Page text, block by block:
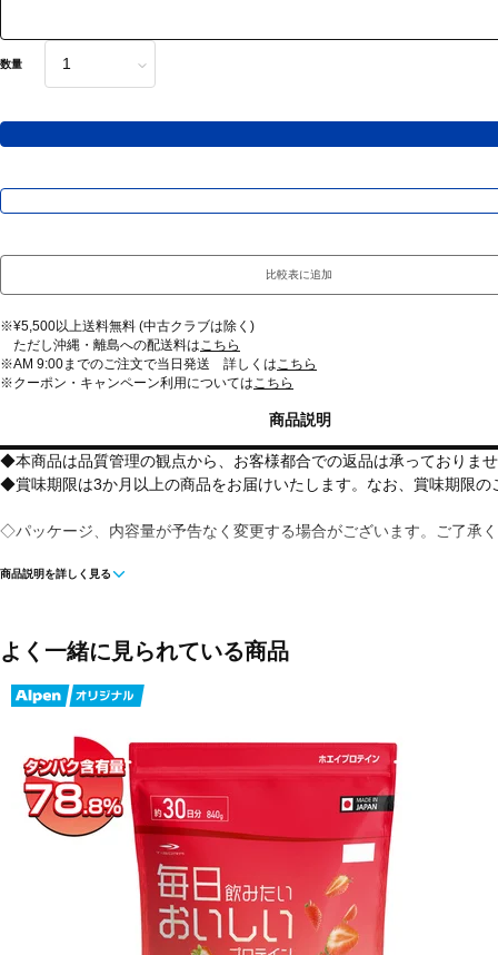
数量
比較表に追加
※¥5,500以上送料無料 (中古クラブは除く)
ただし沖縄・離島への配送料はこちら
※AM 9:00までのご注文で当日発送 詳しくはこちら
※クーポン・キャンペーン利用についてはこちら
商品説明
◆本商品は品質管理の観点から、お客様都合での返品は承っておりま
◆賞味期限は3か月以上の商品をお届けいたします。なお、賞味期限
◇パッケージ、内容量が予告なく変更する場合がございます。ご了承
◇理想の筋肉のために。溶けやすさを追求したおいしく飲みやすいプ
で、理想的なカラダづくりをサポートします。
■形状:パウダー
■原材料:乳清たんぱく、いちごパウダー、デキストリン、植物油脂、
V.D
■摂取方法:水または牛乳200mlに4杯(約28g)を溶かす
■摂取量目安:1日2回
商品説明を詳しく見る
よく一緒に見られている商品